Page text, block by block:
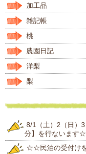
加工品
雑記帳
桃
農園日記
洋梨
梨
8/1（土）2（日）
分】を行ないます☆
☆☆民泊の受付け